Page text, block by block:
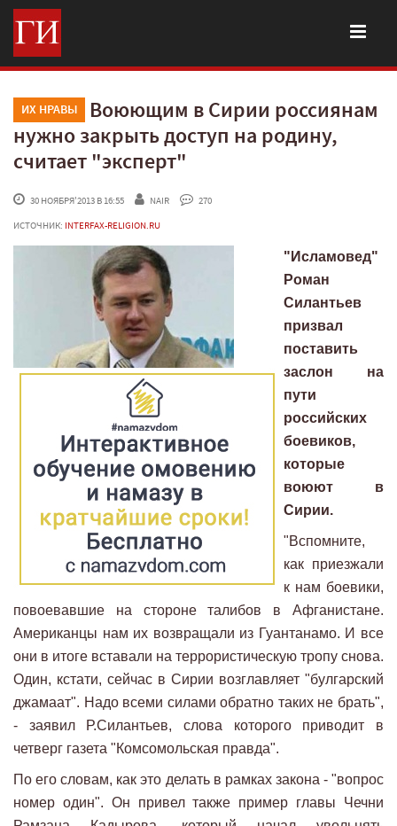
ИХ НРАВЫ
Воюющим в Сирии россиянам
нужно закрыть доступ на родину,
считает "эксперт"
30 НОЯБРЯ'2013 В 16:55 NAIR
270
ИСТОЧНИК: INTERFAX-RELIGION.RU
"Исламовед"
Роман
Силантьев
призвал
поставить
заслон на
пути
российских
боевиков,
которые
воюют в
Сирии.
"Вспомните,
как приезжали
к нам боевики,
повоевавшие на стороне талибов в Афганистане.
Американцы нам их возвращали из Гуантанамо. И все
они в итоге вставали на террористическую тропу снова.
Один, кстати, сейчас в Сирии возглавляет "булгарский
джамаат". Надо всеми силами обратно таких не брать",
- заявил Р.Силантьев, слова которого приводит в
четверг газета "Комсомольская правда".
По его словам, как это делать в рамках закона - "вопрос
номер один". Он привел также пример главы Чечни